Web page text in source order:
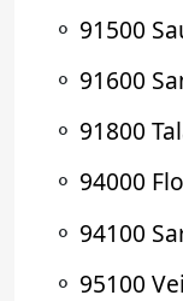
⚬ 91500
⚬ 91600
⚬ 91800
⚬ 94000
⚬ 94100
⚬ 95100